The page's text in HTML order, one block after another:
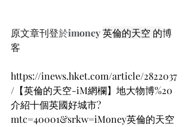
原文章刊登於imoney 英倫的天空 的博
客
https://inews.hket.com/article/2822037
/【英倫的天空-iM網欄】地大物博%20
介紹十個英國好城市?
mtc=40001&srkw=iMoney英倫的天空